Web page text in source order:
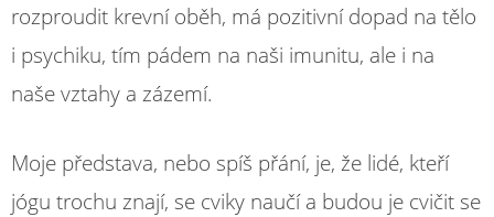
rozproudit krevní oběh, má pozitivní dopad na tělo
i psychiku, tím pádem na naši imunitu, ale i na
naše vztahy a zázemí.
Moje představa, nebo spíš přání, je, že lidé, kteří
jógu trochu znají, se cviky naučí a budou je cvičit se